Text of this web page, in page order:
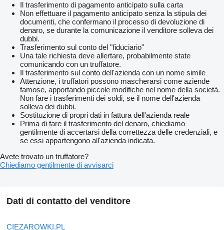
Il trasferimento di pagamento anticipato sulla carta
Non effettuare il pagamento anticipato senza la stipula dei
documenti, che confermano il processo di devoluzione di
denaro, se durante la comunicazione il venditore solleva dei
dubbi.
Trasferimento sul conto del "fiduciario"
Una tale richiesta deve allertare, probabilmente state
comunicando con un truffatore.
Il trasferimento sul conto dell'azienda con un nome simile
Attenzione, i truffatori possono mascherarsi come aziende
famose, apportando piccole modifiche nel nome della società.
Non fare i trasferimenti dei soldi, se il nome dell'azienda
solleva dei dubbi.
Sostituzione di propri dati in fattura dell'azienda reale
Prima di fare il trasferimento del denaro, chiediamo
gentilmente di accertarsi della correttezza delle credenziali, e
se essi appartengono all'azienda indicata.
Avete trovato un truffatore?
Chiediamo gentilmente di avvisarci
Dati di contatto del venditore
CIEZAROWKI.PL